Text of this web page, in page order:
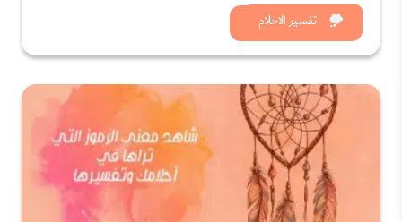
تفسير الاحلام
شاهد الان